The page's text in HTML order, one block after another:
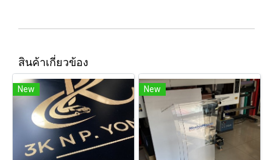
สินค้าเกี่ยวข้อง
New New